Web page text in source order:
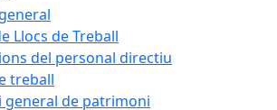
Llocs de Treball
del personal directiu
treball
general de patrimoni